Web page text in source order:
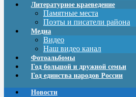
Литературное краеведение
Памятные места
Поэты и писатели района
Медиа
Видео
Наш видео канал
Фотоальбомы
Год большой и дружной семьи
Год единства народов России
Новости